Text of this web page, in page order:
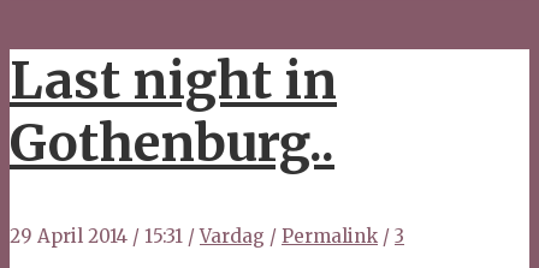
Last night in
Gothenburg..
29 April 2014 / 15:31 /Vardag / Permalink / 3